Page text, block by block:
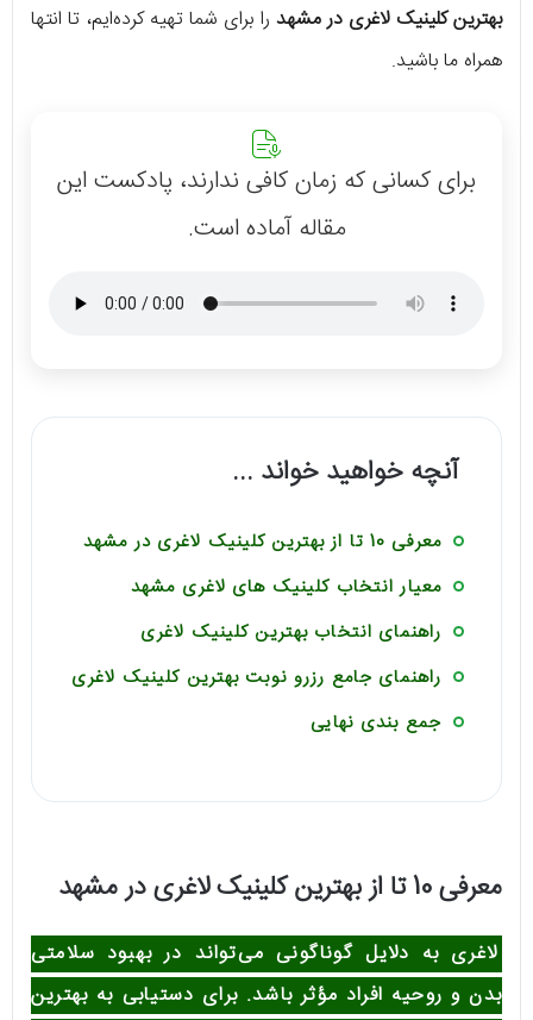
بهترین کلینیک لاغری در مشهد را برای شما تهیه کرده‌ایم، تا انتها
همراه ما باشید.
برای کسانی که زمان کافی ندارند، پادکست این
مقاله آماده است.
آنچه خواهید خواند ...
معرفی 10 تا از بهترین کلینیک لاغری در مشهد
معیار انتخاب کلینیک های لاغری مشهد
راهنمای انتخاب بهترین کلینیک لاغری
راهنمای جامع رزرو نوبت بهترین کلینیک لاغری
جمع بندی نهایی
معرفی 10 تا از بهترین کلینیک لاغری در مشهد
لاغری به دلایل گوناگونی می‌تواند در بهبود سلامتی
بدن و روحیه افراد مؤثر باشد. برای دستیابی به بهترین